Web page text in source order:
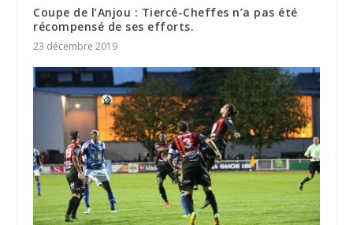
Coupe de l’Anjou : Tiercé-Cheffes n’a pas été
récompensé de ses efforts.
23 décembre 2019